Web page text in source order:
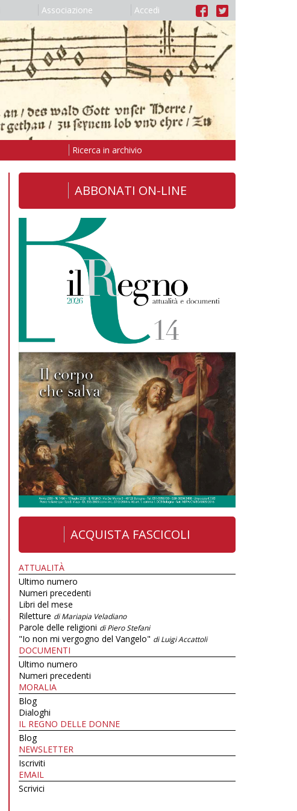
Associazione Accedi
Ricerca in archivio
ABBONATI ON-LINE
ACQUISTA FASCICOLI
ATTUALITÀ
Ultimo numero
Numeri precedenti
Libri del mese
Riletture di Mariapia Veladiano
Parole delle religioni di Piero Stefani
"Io non mi vergogno del Vangelo" di Luigi Accattoli
DOCUMENTI
Ultimo numero
Numeri precedenti
MORALIA
Blog
Dialoghi
IL REGNO DELLE DONNE
Blog
NEWSLETTER
Iscriviti
EMAIL
Scrivici